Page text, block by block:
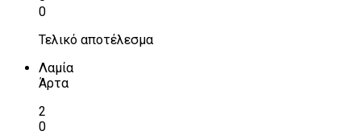
0
Τελικό αποτέλεσμα
Λαμία
Άρτα
2
0